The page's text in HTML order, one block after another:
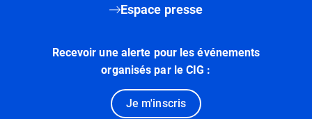
Espace presse
Recevoir une alerte pour les événements
organisés par le CIG :
Je m'inscris